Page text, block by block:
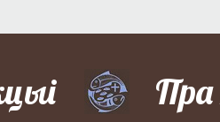
Пра